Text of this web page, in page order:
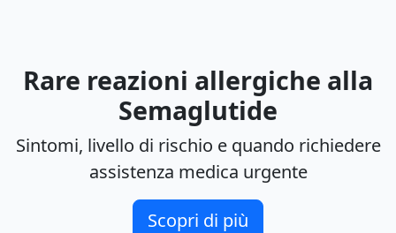
Rare reazioni allergiche alla
Semaglutide
Sintomi, livello di rischio e quando richiedere
assistenza medica urgente
Scopri di più